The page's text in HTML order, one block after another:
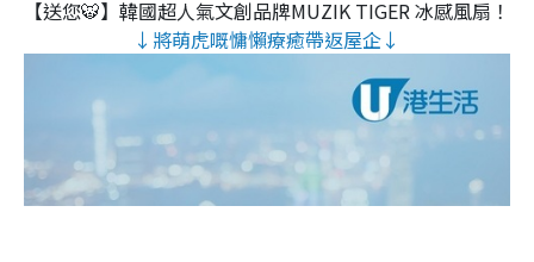
【送您🐯】韓國超人氣文創品牌MUZIK TIGER 冰感風扇！
↓將萌虎嘅慵懶療癒帶返屋企↓